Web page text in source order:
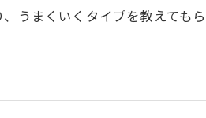
うまくいくタイプを教えてもら